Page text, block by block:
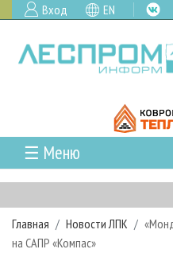
Вход EN
☰ Меню
ГЛАВНАЯ
РУБРИКИ И ТЕМЫ
РУБРИКИ ЖУРНАЛА
НОВОСТИ
Главная Новости ЛПК
на САПР «Компас»